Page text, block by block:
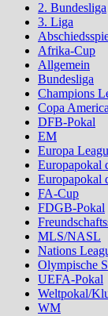
2. Bundesliga
3. Liga
Afrika-Cup
Allgemein
Bundesliga
Champions
Copa America
DFB-Pokal
EM
Europa
Europapokal
Europapokal
FA-Cup
FDGB-Pokal
MLS/NASL
Nations
Olympische
UEFA-Pokal
Weltpokal/
WM